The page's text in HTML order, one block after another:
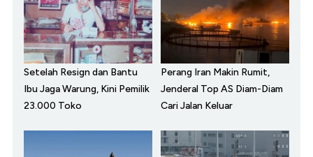
Setelah Resign dan Bantu
Ibu Jaga Warung, Kini Pemilik
23.000 Toko
Perang Iran Makin Rumit,
Jenderal Top AS Diam-Diam
Cari Jalan Keluar